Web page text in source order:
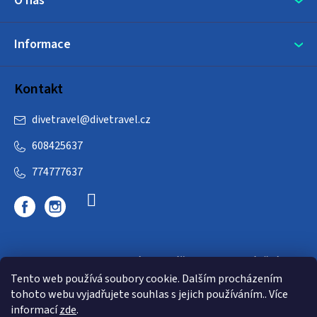
Tento web používá soubory cookie. Dalším procházením
tohoto webu vyjadřujete souhlas s jejich používáním.. Více
informacízde.
Informace
Kontakt
divetravel@divetravel.cz
608425637
774777637
DIVETRAVEL - cestovní kancelář - cesty za potápěním